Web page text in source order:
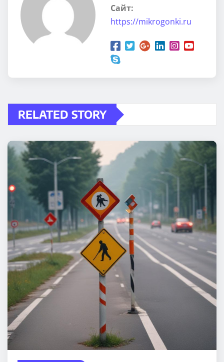
Сайт:
https://mikrogonki.ru
RELATED STORY